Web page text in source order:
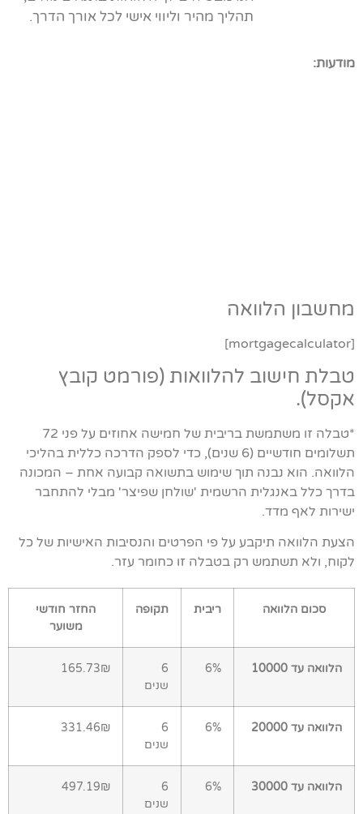
תהליך מהיר וליווי אישי לכל אורך הדרך.
מודעות:
מחשבון הלוואה
[mortgagecalculator]
טבלת חישוב להלוואות (פורמט קובץ
אקסל).
*טבלה זו משתמשת בריבית של חמישה אחוזים על פני 72
תשלומים חודשיים (6 שנים), כדי לספק הדרכה כללית בהליכי
הלוואה. הוא נבנה תוך שימוש בתשואה קבועה אחת – המכונה
בדרך כלל באנגלית הרשמית 'שולחן שפיצר' מבלי להתחבר
ישירות לאף מדד.
הצעת הלוואה תיקבע על פי הפרטים והנסיבות האישיות של כל
לקוח, ולא תשתמש רק בטבלה זו כחומר עזר.
סכום הלוואה ריבית תקופה
החזר חודשי
משוער
הלוואה עד 10000 6%
6
שנים
165.73₪
הלוואה עד 20000 6%
6
שנים
331.46₪
הלוואה עד 30000 6%
6
שנים
497.19₪